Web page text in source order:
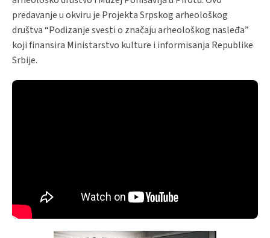
predavanje u okviru je Projekta Srpskog arheološkog
društva “Podizanje svesti o značaju arheološkog nasleđa”
koji finansira Ministarstvo kulture i informisanja Republike
Srbije.